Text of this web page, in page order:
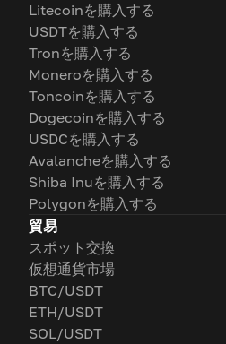
Litecoinを購入する
USDTを購入する
Tronを購入する
Moneroを購入する
Toncoinを購入する
Dogecoinを購入する
USDCを購入する
Avalancheを購入する
Shiba Inuを購入する
Polygonを購入する
貿易
スポット交換
仮想通貨市場
BTC/USDT
ETH/USDT
SOL/USDT